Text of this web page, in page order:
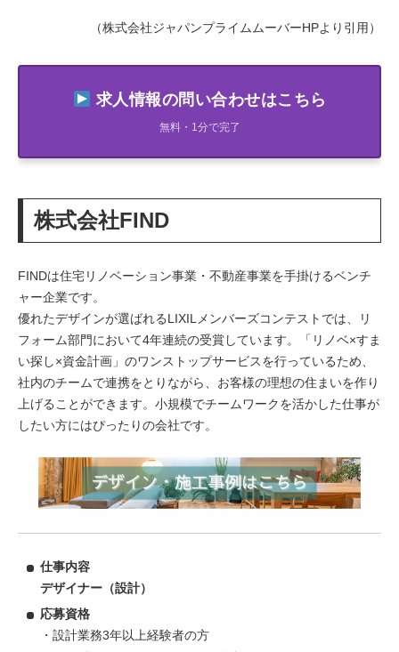
（株式会社ジャパンプライムムーバーHPより引用）
求人情報の問い合わせはこちら
無料・1分で完了
株式会社FIND
FINDは住宅リノベーション事業・不動産事業を手掛けるベンチ
ャー企業です。
優れたデザインが選ばれるLIXILメンバーズコンテストでは、リ
フォーム部門において4年連続の受賞しています。「リノベ×すま
い探し×資金計画」のワンストップサービスを行っているため、
社内のチームで連携をとりながら、お客様の理想の住まいを作り
上げることができます。小規模でチームワークを活かした仕事が
したい方にはぴったりの会社です。
仕事内容
デザイナー（設計）
応募資格
・設計業務3年以上経験者の方